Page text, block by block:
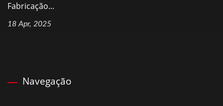
Fabricação...
18 Apr, 2025
Navegação